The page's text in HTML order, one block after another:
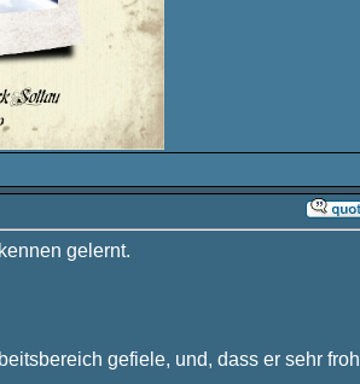
gelernt.
gefiele, und, dass er sehr froh